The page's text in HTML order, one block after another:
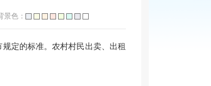
景色：
定的标准。农村村民出卖、出租